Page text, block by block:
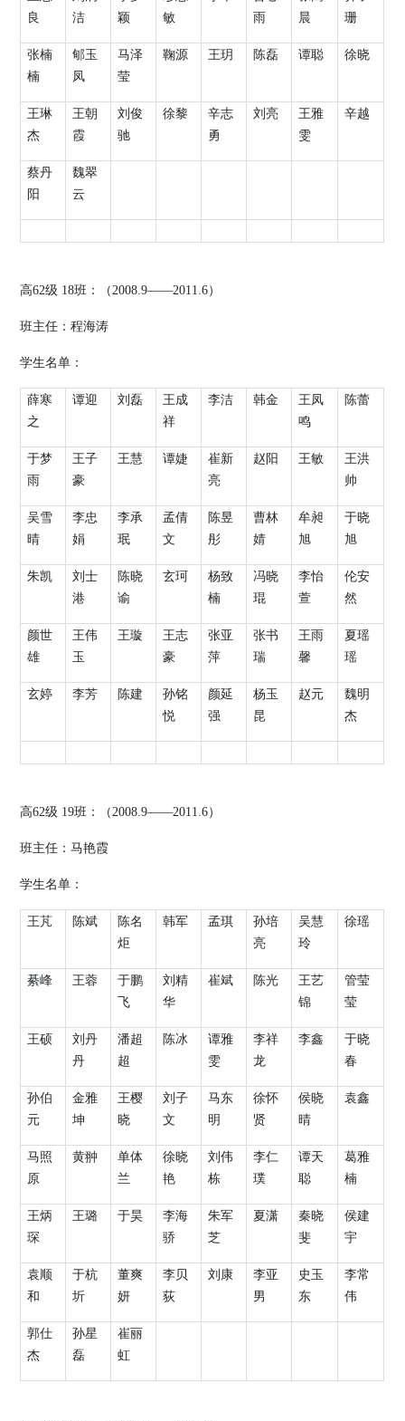
良
洁
颖
敏
雨
晨
珊
张楠
楠
郇玉
凤
马泽
莹
鞠源 王玥 陈磊 谭聪 徐晓
王琳
杰
王朝
霞
刘俊
驰
徐黎
辛志
勇
刘亮
王雅
雯
辛越
蔡丹
阳
魏翠
云
高62级 18班：（2008.9——2011.6）
班主任：程海涛
学生名单：
薛寒
之
谭迎 刘磊
王成
祥
李洁 韩金
王凤
鸣
陈蕾
于梦
雨
王子
豪
王慧 谭婕
崔新
亮
赵阳 王敏
王洪
帅
吴雪
晴
李忠
娟
李承
珉
孟倩
文
陈昱
彤
曹林
婧
牟昶
旭
于晓
旭
朱凯
刘士
港
陈晓
谕
玄珂
杨致
楠
冯晓
琨
李怡
萱
伦安
然
颜世
雄
王伟
玉
王璇
王志
豪
张亚
萍
张书
瑞
王雨
馨
夏瑶
瑶
玄婷 李芳 陈建
孙铭
悦
颜延
强
杨玉
昆
赵元
魏明
杰
高62级 19班：（2008.9——2011.6）
班主任：马艳霞
学生名单：
王芃 陈斌
陈名
炬
韩军 孟琪
孙培
亮
吴慧
玲
徐瑶
綦峰 王蓉
于鹏
飞
刘精
华
崔斌 陈光
王艺
锦
管莹
莹
王硕
刘丹
丹
潘超
超
陈冰
谭雅
雯
李祥
龙
李鑫
于晓
春
孙伯
元
金雅
坤
王樱
晓
刘子
文
马东
明
徐怀
贤
侯晓
晴
袁鑫
马照
原
黄翀
单体
兰
徐晓
艳
刘伟
栋
李仁
璞
谭天
聪
葛雅
楠
王炳
琛
王璐 于昊
李海
骄
朱军
芝
夏潇
秦晓
斐
侯建
宇
袁顺
和
于杭
圻
董爽
妍
李贝
荻
刘康
李亚
男
史玉
东
李常
伟
郭仕
杰
孙星
磊
崔丽
虹